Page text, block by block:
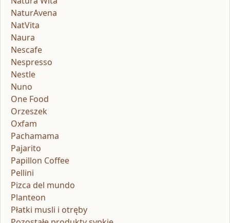
NaturAvena
NatVita
Naura
Nescafe
Nespresso
Nestle
Nuno
One Food
Orzeszek
Oxfam
Pachamama
Pajarito
Papillon Coffee
Pellini
Pizca del mundo
Planteon
Płatki musli i otręby